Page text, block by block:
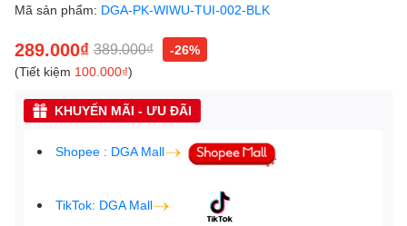
Mã sản phẩm: DGA-PK-WIWU-TUI-002-BLK
289.000₫ 389.000₫
-26%
(Tiết kiệm 100.000₫)
KHUYẾN MÃI - ƯU ĐÃI
Shopee : DGA Mall
TikTok: DGA Mall